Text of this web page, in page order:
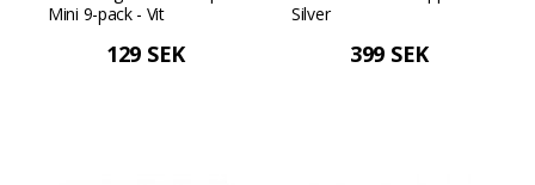
Mini 9-pack - Vit
129 SEK
Silver
399 SEK